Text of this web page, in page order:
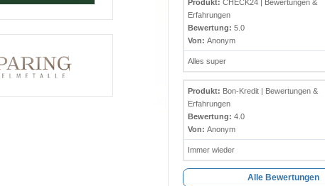
Produkt: CHECK24 | Bewertungen &
Erfahrungen
Bewertung: 5.0
Von: Anonym
Alles super
Produkt: Bon-Kredit | Bewertungen &
Erfahrungen
Bewertung: 4.0
Von: Anonym
Immer wieder
Alle Bewertungen